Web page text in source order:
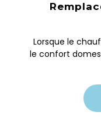
Lorsque le
le confort